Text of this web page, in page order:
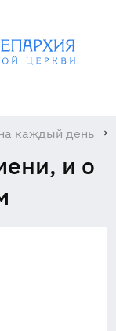
каждый день →
и о